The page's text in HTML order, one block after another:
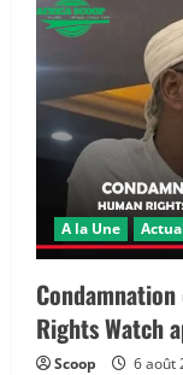
A la Une
Rights Watch
Scoop
6 août